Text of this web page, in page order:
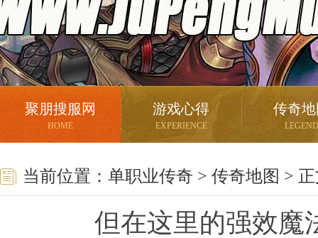
聚朋搜服网
HOME
游戏心得
EXPERIENCE
传奇
LEGEND
当前位置： 单职业传奇 > 传奇地图 >
但在这里的强效魔